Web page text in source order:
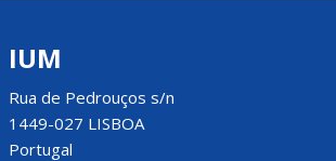
IUM
Rua de Pedrouços s/n
1449-027 LISBOA
Portugal